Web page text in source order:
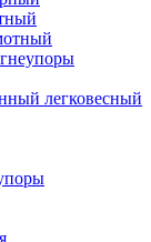
легковесный